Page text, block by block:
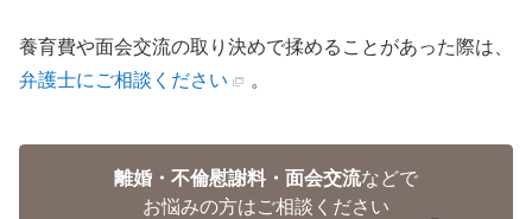
養育費や面会交流の取り決めで揉めることがあった際は、
弁護士にご相談ください
。
離婚・不倫慰謝料・面会交流などで
お悩みの方はご相談ください